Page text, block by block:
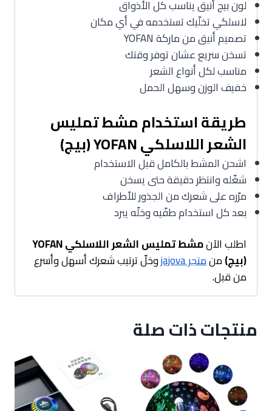
لون بيج أنيق يناسب كل الأذواق
لاسلكي تخلّيك تستخدمه في أي مكان
تصميم أنيق من ماركة YOFAN
تسخن سريع عشان توفر وقتك
مناسب لكل أنواع الشعر
خفيف الوزن وسهل الحمل
طريقة استخدام مشط تمليس
الشعر اللاسلكي YOFAN (بيج)
اشحن المشط بالكامل قبل الاستخدام
شغّله وانتظر دقيقة حتى يسخن
مرّره على شعرك من الجذور للأطراف
بعد كل استخدام طفّيه وخلّه يبرد
اطلب الآن
مشط تمليس الشعر اللاسلكي YOFAN
(بيج)منمتجر jajova
وخلّ ترتيب شعرك أسهل وأسرع
من قبل.
منتجات ذات صلة